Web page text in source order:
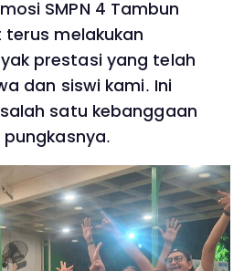
SMPN 4 Tambun
melakukan
prestasi yang telah
dan siswi kami. Ini
satu kebanggaan